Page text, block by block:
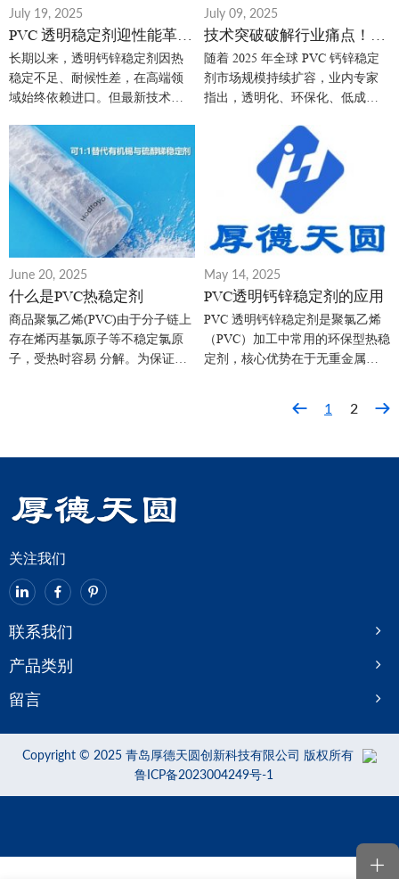
July 19, 2025
PVC 透明稳定剂迎性能革
命！国产技术突破国外垄
断，食品医疗领域加速替代
长期以来，透明钙锌稳定剂因热
稳定不足、耐候性差，在高端领
域始终依赖进口。但最新技术突
材料协同设计，新型稳定剂将
180℃热稳定时间从 130 分钟延长
至 310 分钟，锌烧风险降低
94%。更关键的是，其加工窗口显
著拓宽，挤出机产能提升 22%，
企业生产损耗降低近三成。
July 09, 2025
技术突破破解行业痛点！
PVC 透明钙锌稳定剂实现
“高透 + 环保 + 低成本” 三重
飞跃
随着 2025 年全球 PVC 钙锌稳定
剂市场规模持续扩容，业内专家
指出，透明化、环保化、低成本
核心。目前，相关产品已广泛应
用于透明包装膜、医用手套、饮
水管材等终端领域，为 PVC 产业
绿色高质量发展提供关键支撑。
June 20, 2025
什么是PVC热稳定剂
商品聚氯乙烯(PVC)由于分子链上
存在烯丙基氯原子等不稳定氯原
子，受热时容易 分解。为保证
够顺利进行，并满足制品在受热
May 14, 2025
PVC透明钙锌稳定剂的应用
PVC 透明钙锌稳定剂是聚氯乙烯
（PVC）加工中常用的环保型热稳
定剂，核心优势在于无重金属
出、注塑、压延）中的热降解，
用场景高度聚焦于对透明性、环
1 2
关注我们
联系我们
产品类别
留言
Copyright © 2025 青岛厚德天圆创新科技有限公司 版权所有
鲁ICP备2023004249号-1